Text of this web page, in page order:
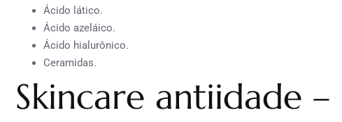
Ácido lático.
Ácido azeláico.
Ácido hialurônico.
Ceramidas.
Skincare antiidade